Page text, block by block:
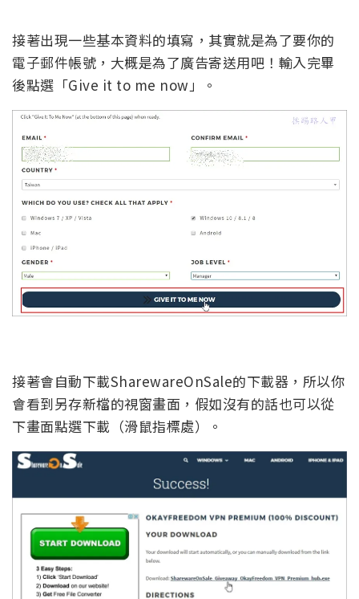
接著出現一些基本資料的填寫，其實就是為了要你的
電子郵件帳號，大概是為了廣告寄送用吧！輸入完畢
後點選「Give it to me now」。
接著會自動下載SharewareOnSale的下載器，所以你
會看到另存新檔的視窗畫面，假如沒有的話也可以從
下畫面點選下載（滑鼠指標處）。